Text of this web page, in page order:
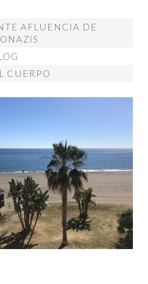
AFLUENCIA DE
CUERPO
MÁS